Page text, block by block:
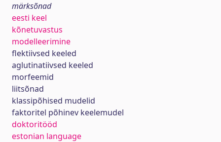
märksõnad
eesti keel
kõnetuvastus
modelleerimine
flektiivsed keeled
aglutinatiivsed keeled
morfeemid
liitsõnad
klassipõhised mudelid
faktoritel põhinev keelemudel
doktoritööd
estonian language